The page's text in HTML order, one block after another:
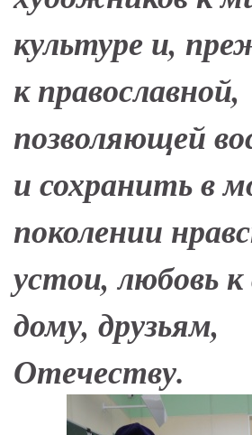
культуре и,
к православной,
позволяющей
и сохранить в
поколении
устои, любовь к
дому, друзьям,
Отечеству.